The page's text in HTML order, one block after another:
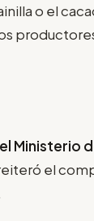
o el
Ministerio
el